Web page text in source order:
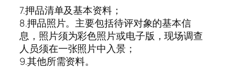
7.押品清单及基本资料；
8.押品照片。主要包括待评对象的基本信
息，照片须为彩色照片或电子版，现场调查
人员须在一张照片中入景；
9.其他所需资料。